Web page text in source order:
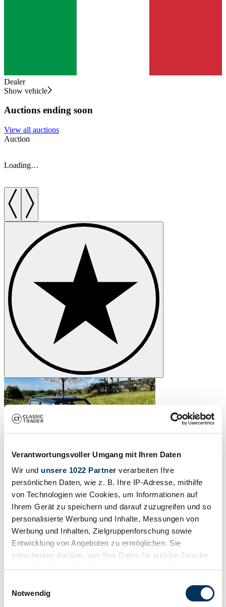
Verantwortungsvoller Umgang mit Ihren Daten
Wir und unsere 1022 Partner verarbeiten Ihre
persönlichen Daten, wie z. B. Ihre IP-Adresse, mithilfe
von Technologien wie Cookies, um Informationen auf
Ihrem Gerät zu speichern und darauf zuzugreifen und so
personalisierte Werbung und Inhalte, Messungen von
Werbung und Inhalten, Zielgruppenforschung sowie
Entwicklung von Angeboten zu ermöglichen. Sie
entscheiden darüber, wer Ihre Daten für welche Zwecke
Trigger Symbol ändern oder widerrufen
Notwendig
Dealer
Show vehicle
Auctions ending soon
View all auctions
Auction
Loading…